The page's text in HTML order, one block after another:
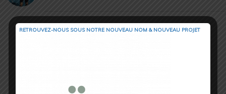
RETROUVEZ-NOUS SOUS NOTRE NOUVEAU NOM & NOUVEAU PROJET